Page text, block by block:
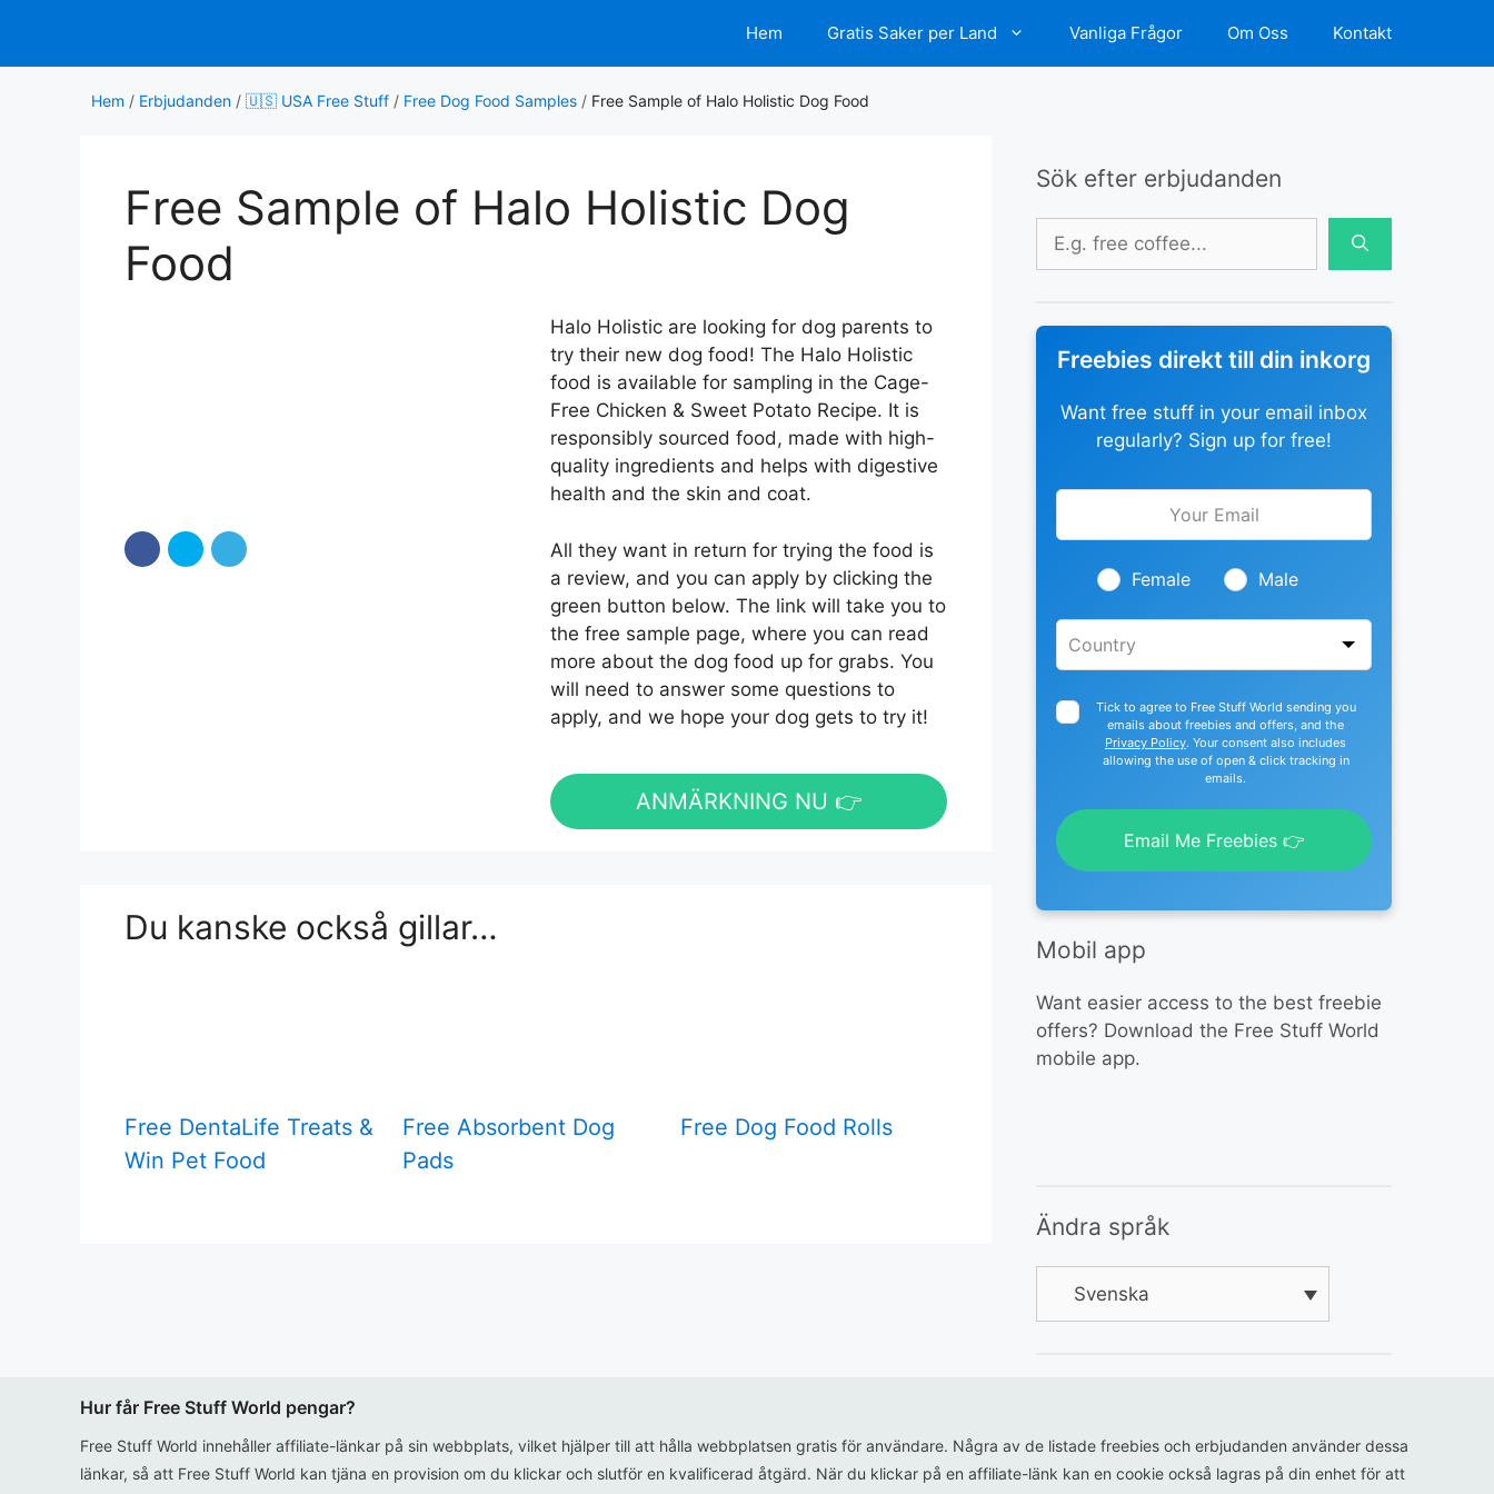
innehåll
Hem Gratis Saker per Land Vanliga Frågor Om Oss Kontakt
Hem / Erbjudanden / 🇺🇸 USA Free Stuff / Free Dog Food Samples / Free Sample of Halo Holistic Dog Food
Free Sample of Halo Holistic Dog
Food
Halo Holistic are looking for dog parents to
try their new dog food! The Halo Holistic
food is available for sampling in the Cage-
Free Chicken & Sweet Potato Recipe. It is
responsibly sourced food, made with high-
quality ingredients and helps with digestive
health and the skin and coat.
All they want in return for trying the food is
a review, and you can apply by clicking the
green button below. The link will take you to
the free sample page, where you can read
more about the dog food up for grabs. You
will need to answer some questions to
apply, and we hope your dog gets to try it!
ANMÄRKNING NU 👉
Du kanske också gillar…
Free DentaLife Treats &
Win Pet Food
Free Absorbent Dog
Pads
Free Dog Food Rolls
Sök efter erbjudanden
Sök
efter:
Freebies direkt till din inkorg
Want free stuff in your email inbox
regularly? Sign up for free!
Leave
blank
Female Male
Tick to agree to Free Stuff World sending you
emails about freebies and offers, and the
Privacy Policy. Your consent also includes
allowing the use of open & click tracking in
emails.
Email Me Freebies 👉
Mobil app
Want easier access to the best freebie
offers? Download the Free Stuff World
mobile app.
Ändra språk
Svenska
Hur får Free Stuff World pengar?
Free Stuff World innehåller affiliate-länkar på sin webbplats, vilket hjälper till att hålla webbplatsen gratis för användare. Några av de listade freebies och erbjudanden använder dessa
länkar, så att Free Stuff World kan tjäna en provision om du klickar och slutför en kvalificerad åtgärd. När du klickar på en affiliate-länk kan en cookie också lagras på din enhet för att